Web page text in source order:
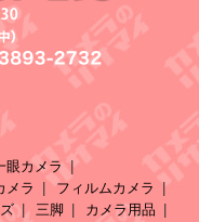
眼カメラ
メラ
フィルムカメラ
三脚 カメラ用品